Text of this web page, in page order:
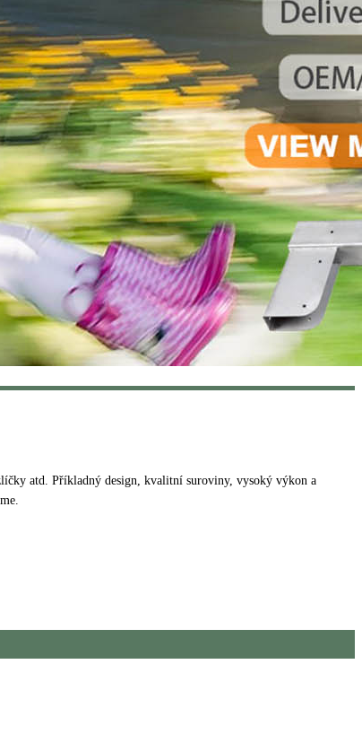
atd. Příkladný design, kvalitní suroviny, vysoký výkon a